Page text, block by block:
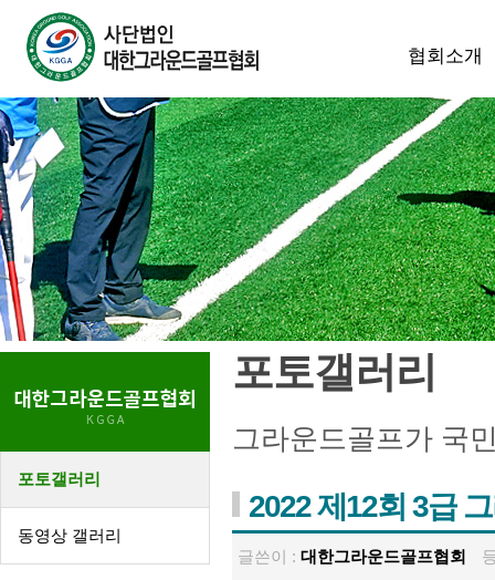
협회소개
포토갤러리
동영상 갤러리
포토갤러리
그라운드골프가 국
2022 제12회 3급
글쓴이 : 대한그라운드골프협회